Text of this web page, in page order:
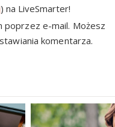
) na LiveSmarter!
poprzez e-mail. Możesz
komentarza.